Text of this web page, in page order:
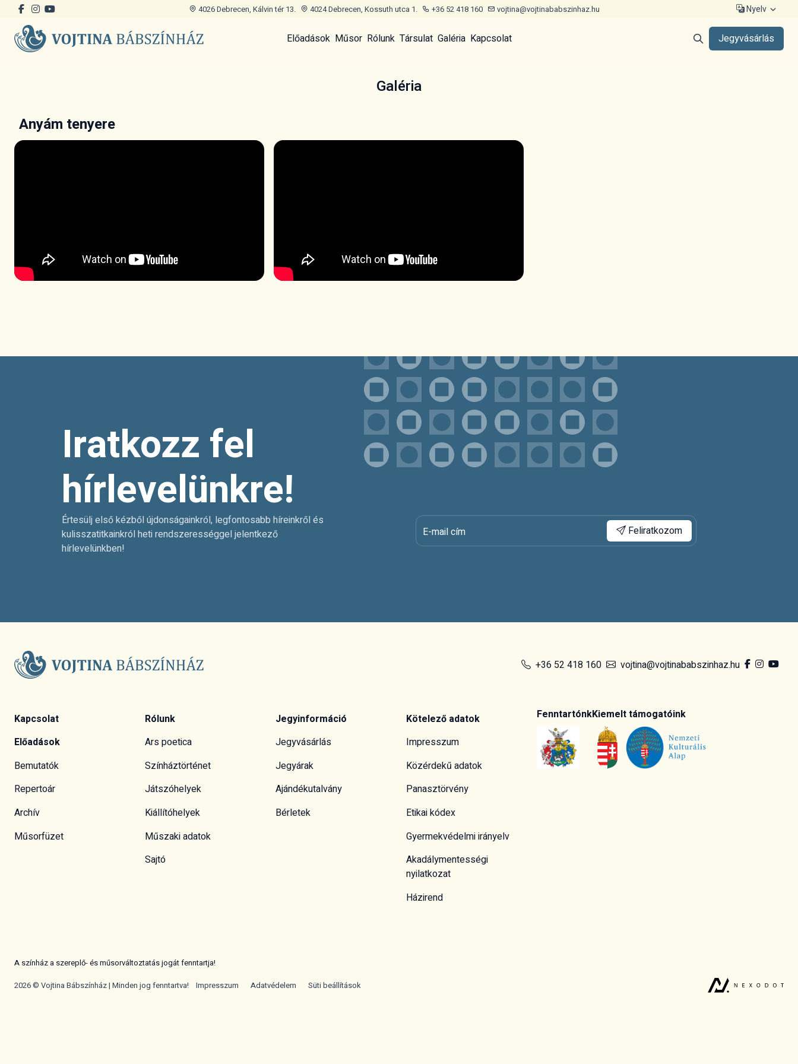
4026 Debrecen, Kálvin tér 13. 4024 Debrecen, Kossuth utca 1. +36 52 418 160 vojtina@vojtinababszinhaz.hu Nyelv
Jegyvásárlás
Előadások Műsor Rólunk Társulat Galéria Kapcsolat
Galéria
Anyám tenyere
Iratkozz fel
hírlevelünkre!
Értesülj első kézből újdonságainkról, legfontosabb híreinkről és
kulisszatitkainkról heti rendszerességgel jelentkező
hírlevelünkben!
E-mail cím Feliratkozom
+36 52 418 160 vojtina@vojtinababszinhaz.hu
Kapcsolat
Előadások
Bemutatók
Repertoár
Archív
Műsorfüzet
Rólunk
Ars poetica
Színháztörténet
Játszóhelyek
Kiállítóhelyek
Műszaki adatok
Sajtó
Jegyinformáció
Jegyvásárlás
Jegyárak
Ajándékutalvány
Bérletek
Kötelező adatok
Impresszum
Közérdekű adatok
Panasztörvény
Etikai kódex
Gyermekvédelmi irányelv
Akadálymentességi
nyilatkozat
Házirend
FenntartónkKiemelt támogatóink
A színház a szereplő- és műsorváltoztatás jogát fenntartja!
2026 © Vojtina Bábszínház | Minden jog fenntartva!
Impresszum Adatvédelem Süti beállítások